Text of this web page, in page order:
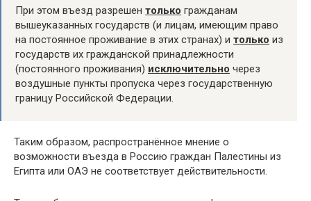
При этом въезд разрешен только гражданам
вышеуказанных государств (и лицам, имеющим право
на постоянное проживание в этих странах) и только из
государств их гражданской принадлежности
(постоянного проживания) исключительно через
воздушные пункты пропуска через государственную
границу Российской Федерации.
Таким образом, распространённое мнение о
возможности въезда в Россию граждан Палестины из
Египта или ОАЭ не соответствует действительности.